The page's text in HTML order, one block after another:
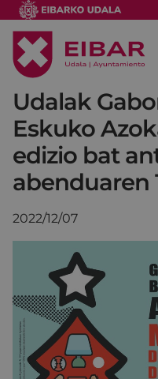
Udalak
Eskuko
edizio bat
abenduaren
2022/12/07